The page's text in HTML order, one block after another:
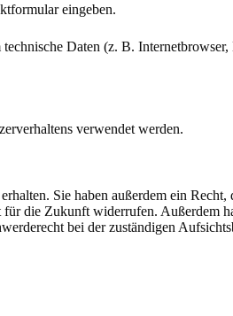
eingeben.
Daten (z. B.
verwendet werden.
Sie haben außerdem ein
die Zukunft widerrufen. Außerdem
bei der zuständigen